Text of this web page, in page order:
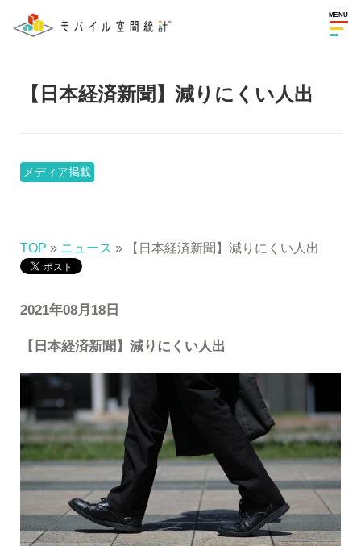
MENU
【日本経済新聞】減りにくい人出
メディア掲載
TOP » ニュース » 【日本経済新聞】減りにくい人出
2021年08月18日
【日本経済新聞】減りにくい人出